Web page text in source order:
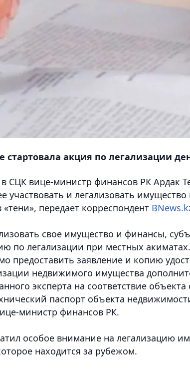
стартовала акция по легализации
СЦК вице-министр финансов РК Ардак
участвовать и легализовать
передает корреспондент
свое имущество и финансы,
по легализации при местных
предоставить заявление и копию
недвижимого имущества
эксперта на соответствие
паспорт объекта
министр финансов РК.
особое внимание на легализацию
находится за рубежом.